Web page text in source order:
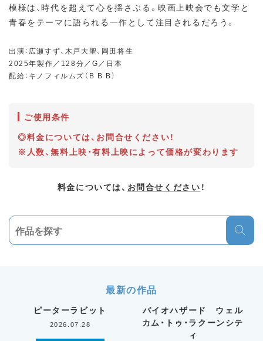
模様は、時代を超えて心を揺さぶる。映画上映会でも文学と
青春をテーマに語られる一作として注目されるだろう。
出演：広瀬すず、木戸大聖、岡田将生
2025年製作／128分／G／日本
配給：キノフィルムズ（B B B）
ご使用条件
◎料金については、お問合せください！
※人数、無料上映・有料上映によって価格が変わります
料金については、 お問合せください ！
最新の作品
ピーターラビット
2026.07.28
バイオハザード ウェル
カム・トゥ・ラクーンシテ
ィ